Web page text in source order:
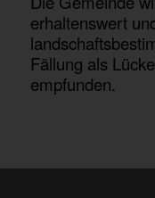
erhaltenswert
Fällung als
empfunden.